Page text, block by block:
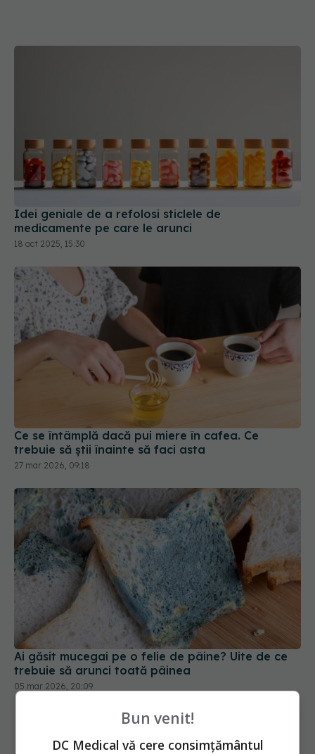
Idei geniale de a refolosi sticlele de
medicamente pe care le arunci
18 oct 2025, 15:30
Ce se întâmplă dacă pui miere în cafea. Ce
trebuie să știi înainte să faci asta
27 mar 2026, 09:18
Ai găsit mucegai pe o felie de pâine? Uite de ce
trebuie să arunci toată pâinea
05 mar 2026, 20:09
Bun venit!
DC Medical vă cere consimțământul